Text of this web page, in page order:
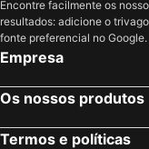
Encontre facilmente os
resultados: adicione o
fonte preferencial no Google.
Empresa
Os nossos produtos
Termos e políticas